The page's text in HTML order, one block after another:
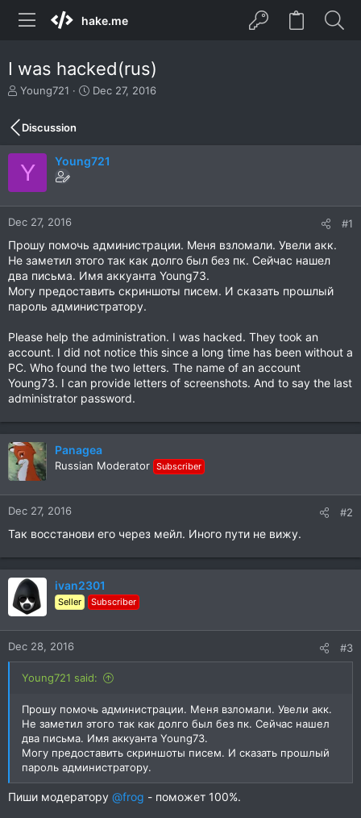
hake.me
I was hacked(rus)
T
r
e
a
d
t
a
r
e
r
Young721
S
t
d
e
Dec 27, 2016
Discussion
Y Young721
Dec 27, 2016 #1
Прошу помочь администрации. Меня взломали. Увели акк.
Не заметил этого так как долго был без пк. Сейчас нашел
два письма. Имя аккуанта Young73.
Могу предоставить скриншоты писем. И сказать прошлый
пароль администратору.
Please help the administration. I was hacked. They took an
account. I did not notice this since a long time has been without a
PC. Who found the two letters. The name of an account
Young73. I can provide letters of screenshots. And to say the last
administrator password.
Panagea
Russian Moderator Subscriber
Dec 27, 2016 #2
Так восстанови его через мейл. Иного пути не вижу.
ivan2301
Seller Subscriber
Dec 28, 2016 #3
Young721 said:
Прошу помочь администрации. Меня взломали. Увели акк.
Не заметил этого так как долго был без пк. Сейчас нашел
два письма. Имя аккуанта Young73.
Могу предоставить скриншоты писем. И сказать прошлый
пароль администратору.
Пиши модератору @frog - поможет 100%.